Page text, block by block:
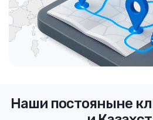
Наши постояныне